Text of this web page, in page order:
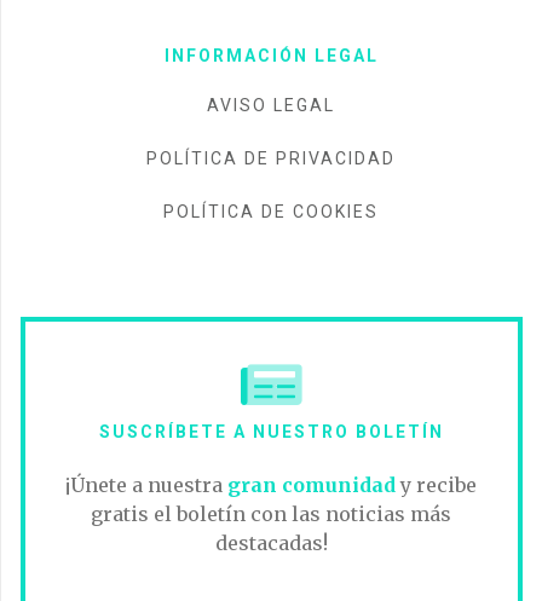
INFORMACIÓN LEGAL
AVISO LEGAL
POLÍTICA DE PRIVACIDAD
POLÍTICA DE COOKIES
SUSCRÍBETE A NUESTRO BOLETÍN
¡Únete a nuestra gran comunidady recibe
gratis el boletín con las noticias más
destacadas!